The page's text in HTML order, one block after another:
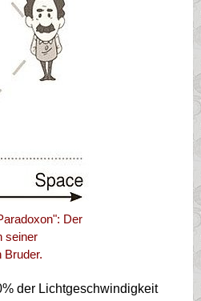
Der
seiner
Bruder.
der Lichtgeschwindigkeit